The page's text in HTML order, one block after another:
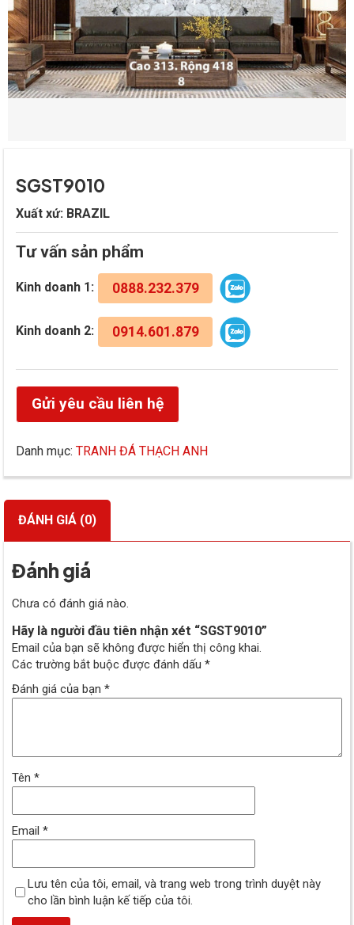
SGST9010
Xuất xứ: BRAZIL
Tư vấn sản phẩm
Kinh doanh 1: 0888.232.379
Kinh doanh 2: 0914.601.879
Gửi yêu cầu liên hệ
Danh mục: TRANH ĐÁ THẠCH ANH
ĐÁNH GIÁ (0)
Đánh giá
Chưa có đánh giá nào.
Hãy là người đầu tiên nhận xét “SGST9010”
Email của bạn sẽ không được hiển thị công khai.
Các trường bắt buộc được đánh dấu *
Đánh giá của bạn *
Tên *
Email *
Lưu tên của tôi, email, và trang web trong trình duyệt này
cho lần bình luận kế tiếp của tôi.